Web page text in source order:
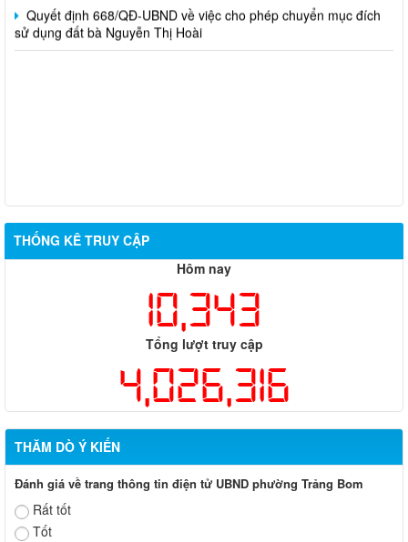
Quyết định 668/QĐ-UBND về việc cho phép chuyển mục đích
sử dụng đất bà Nguyễn Thị Hoài
THỐNG KÊ TRUY CẬP
Hôm nay
10,343
Tổng lượt truy cập
4,026,316
THĂM DÒ Ý KIẾN
Đánh giá về trang thông tin điện tử UBND phường Trảng Bom
Rất tốt
Tốt